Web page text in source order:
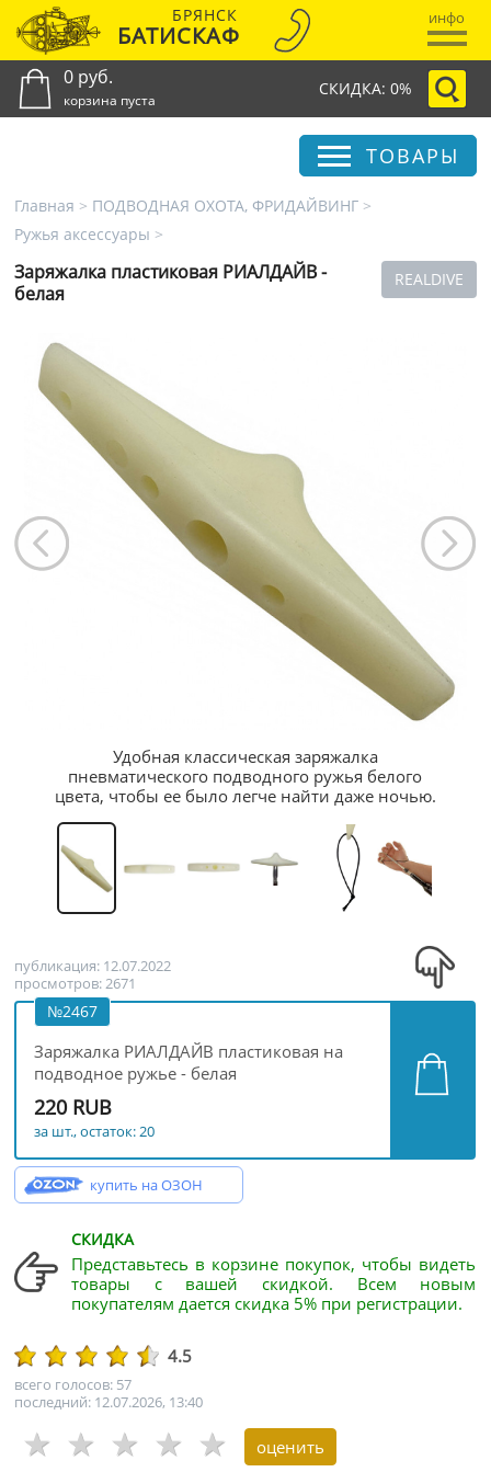
БРЯНСК
БАТИСКАФ
инфо
0 руб.
корзина пуста
СКИДКА: 0%
ТОВАРЫ
Главная > ПОДВОДНАЯ ОХОТА, ФРИДАЙВИНГ >
Ружья аксессуары >
REALDIVE
Заряжалка пластиковая РИАЛДАЙВ -
белая
Удобная классическая заряжалка
пневматического подводного ружья белого
цвета, чтобы ее было легче найти даже ночью.
публикация: 12.07.2022
просмотров: 2671
№2467
Заряжалка РИАЛДАЙВ пластиковая на
подводное ружье - белая
220 RUB
за шт., остаток: 20
купить на ОЗОН
СКИДКА
Представьтесь в корзине покупок, чтобы видеть
товары с вашей скидкой. Всем новым
покупателям дается скидка 5% при регистрации.
4.5
всего голосов: 57
последний: 12.07.2026, 13:40